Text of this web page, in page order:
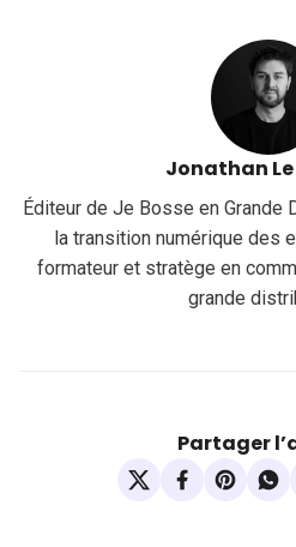
Jonathan
Éditeur de Je Bosse en Grande
la transition numérique des
formateur et stratège en
grande
Partager